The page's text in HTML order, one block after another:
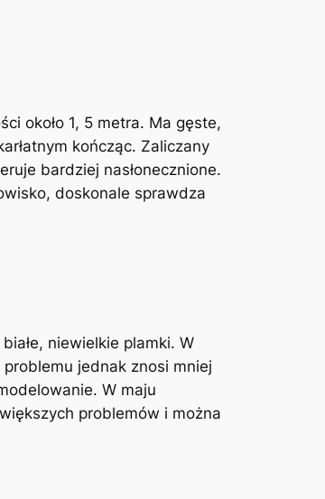
około 1, 5 metra. Ma gęste,
kończąc. Zaliczany
bardziej nasłonecznione.
doskonale sprawdza
niewielkie plamki. W
jednak znosi mniej
W maju
problemów i można